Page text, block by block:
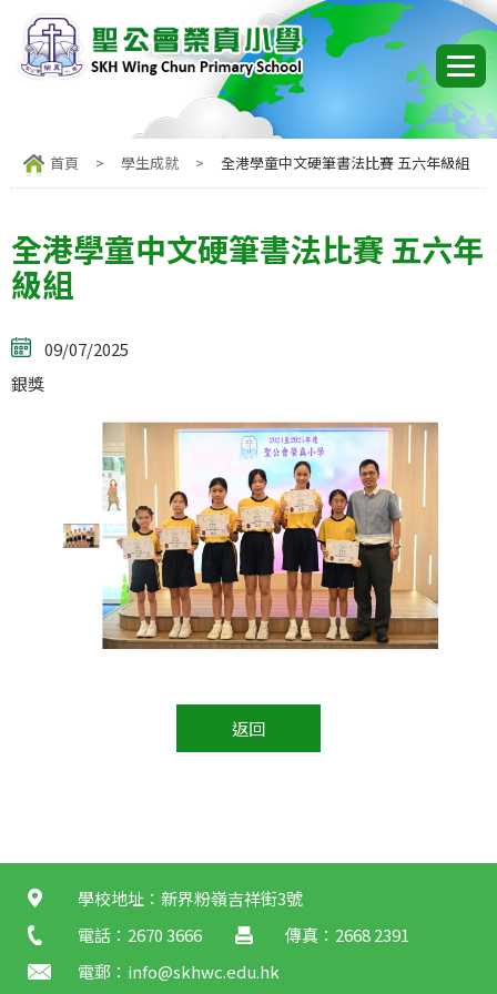
首頁 > 學生成就 > 全港學童中文硬筆書法比賽 五六年級組
全港學童中文硬筆書法比賽 五六年
級組
09/07/2025
銀獎
返回
學校地址：新界粉嶺吉祥街3號
電話：2670 3666
傳真：2668 2391
電郵： info@skhwc.edu.hk